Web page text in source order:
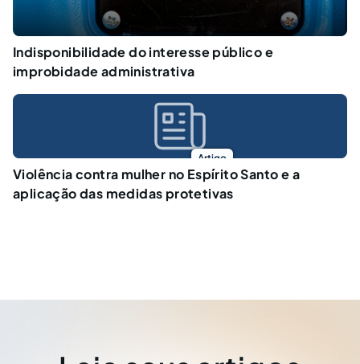
Indisponibilidade do interesse público e
improbidade administrativa
Artigo
Violência contra mulher no Espírito Santo e a
aplicação das medidas protetivas